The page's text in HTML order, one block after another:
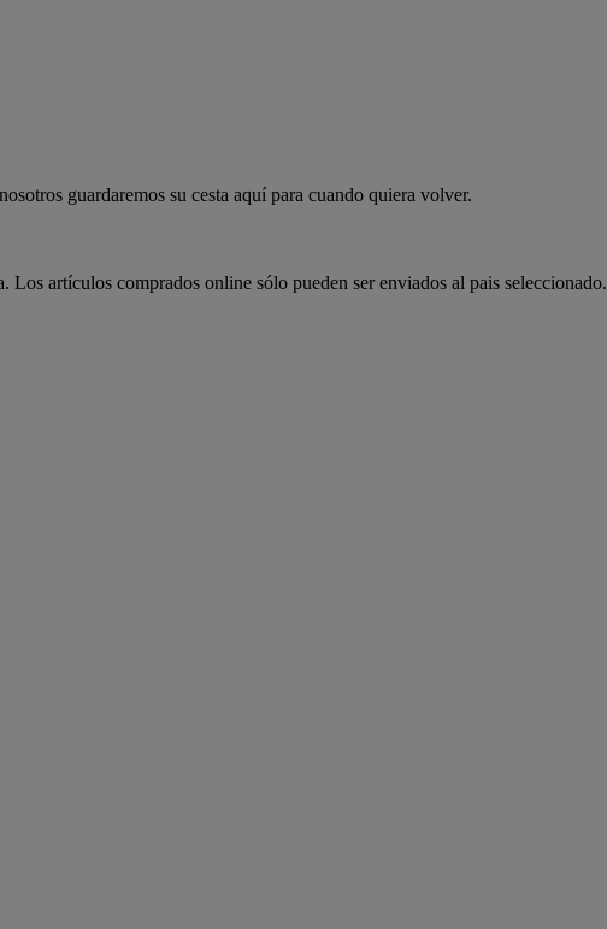
guardaremos su cesta aquí para cuando quiera volver.
artículos comprados online sólo pueden ser enviados al pais seleccionado.